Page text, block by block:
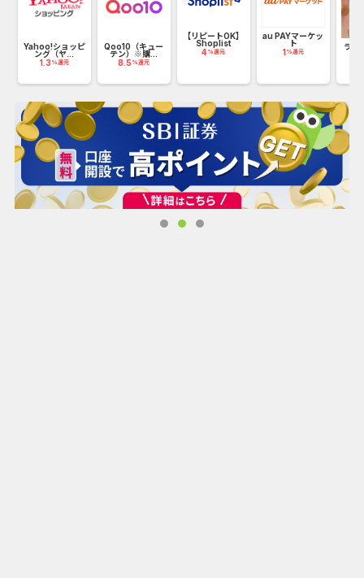
たとえばキッチンでのお料理中など離れた場所にいても、カ
音声と映像でいつでもどこでもパパ・ママの目が届く、子育
ての強い味方となるワイヤレスビデオベビーモニターです。
HD画質のモニターで、明るいところでも暗いところでもお子
さまを鮮明に映し出します。
離れたお部屋での双方向トークも可能。ネット環境を使わな
いので、セキュリティ面での心配もありません。
カメラは最大4台まで接続可能です。
Yahoo!ショッピ
ング（ヤ...
1.3 %還元
Qoo10（キュー
テン）※購...
8.5 %還元
【リピートOK】
Shoplist
4 %還元
au PAYマーケッ
ト
1 %還元
ラデ